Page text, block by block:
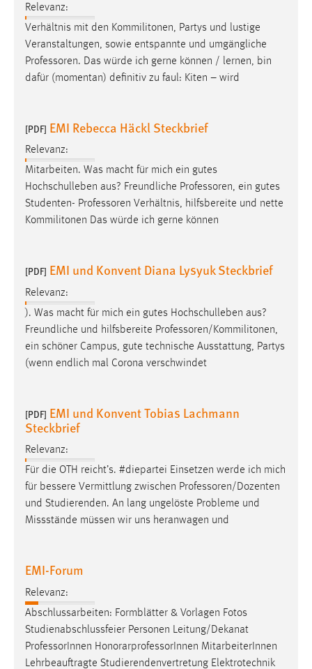
Relevanz:
Verhältnis mit den Kommilitonen, Partys und lustige
Veranstaltungen, sowie entspannte und umgängliche
Professoren. Das würde ich gerne können / lernen, bin
dafür (momentan) definitiv zu faul: Kiten – wird
[PDF] EMI Rebecca Häckl Steckbrief
Relevanz:
Mitarbeiten. Was macht für mich ein gutes
Hochschulleben aus? Freundliche Professoren, ein gutes
Studenten- Professoren Verhältnis, hilfsbereite und nette
Kommilitonen Das würde ich gerne können
[PDF] EMI und Konvent Diana Lysyuk Steckbrief
Relevanz:
). Was macht für mich ein gutes Hochschulleben aus?
Freundliche und hilfsbereite Professoren/Kommilitonen,
ein schöner Campus, gute technische Ausstattung, Partys
(wenn endlich mal Corona verschwindet
[PDF] EMI und Konvent Tobias Lachmann
Steckbrief
Relevanz:
Für die OTH reicht’s. #diepartei Einsetzen werde ich mich
für bessere Vermittlung zwischen Professoren/Dozenten
und Studierenden. An lang ungelöste Probleme und
Missstände müssen wir uns heranwagen und
EMI-Forum
Relevanz:
Abschlussarbeiten: Formblätter & Vorlagen Fotos
Studienabschlussfeier Personen Leitung/Dekanat
Professor Innen HonorarprofessorInnen MitarbeiterInnen
Lehrbeauftragte Studierendenvertretung Elektrotechnik